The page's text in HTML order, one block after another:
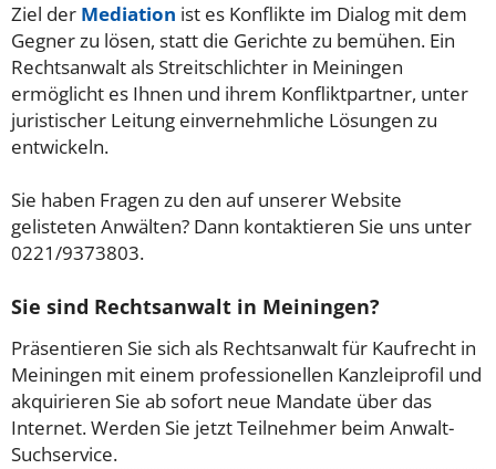
Ziel der Mediation ist es Konflikte im Dialog mit dem
Gegner zu lösen, statt die Gerichte zu bemühen. Ein
Rechtsanwalt als Streitschlichter in Meiningen
ermöglicht es Ihnen und ihrem Konfliktpartner, unter
juristischer Leitung einvernehmliche Lösungen zu
entwickeln.
Sie haben Fragen zu den auf unserer Website
gelisteten Anwälten? Dann kontaktieren Sie uns unter
0221/9373803.
Sie sind Rechtsanwalt in Meiningen?
Präsentieren Sie sich als Rechtsanwalt für Kaufrecht in
Meiningen mit einem professionellen Kanzleiprofil und
akquirieren Sie ab sofort neue Mandate über das
Internet. Werden Sie jetzt Teilnehmer beim Anwalt-
Suchservice.